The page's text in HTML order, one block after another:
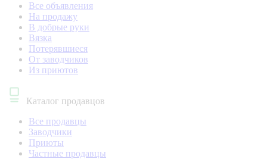
Все объявления
На продажу
В добрые руки
Вязка
Потерявшиеся
От заводчиков
Из приютов
Каталог продавцов
Все продавцы
Заводчики
Приюты
Частные продавцы